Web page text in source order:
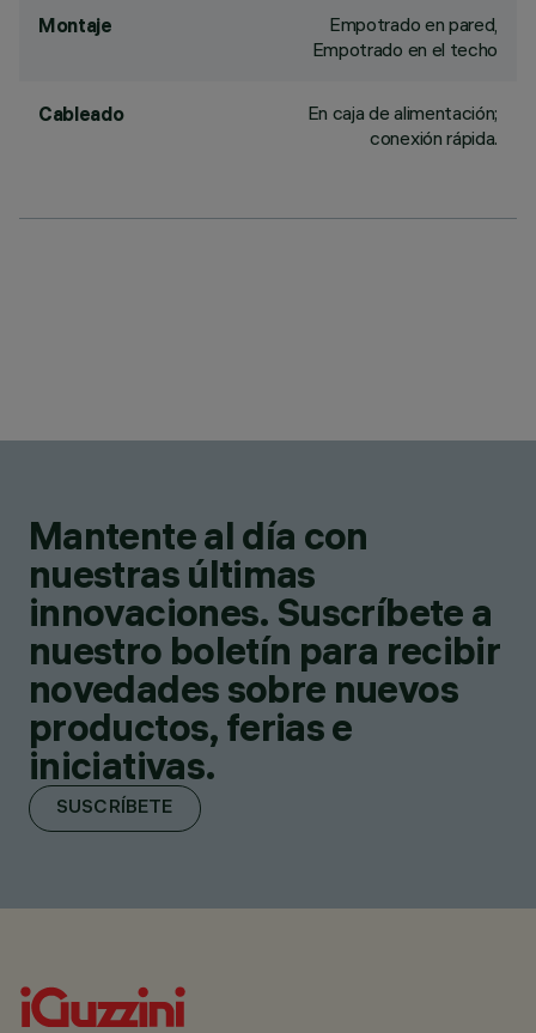
Montaje
Empotrado en pared,
Empotrado en el techo
Cableado
En caja de alimentación;
conexión rápida.
Mantente al día con
nuestras últimas
innovaciones. Suscríbete a
nuestro boletín para recibir
novedades sobre nuevos
productos, ferias e
iniciativas.
SUSCRÍBETE